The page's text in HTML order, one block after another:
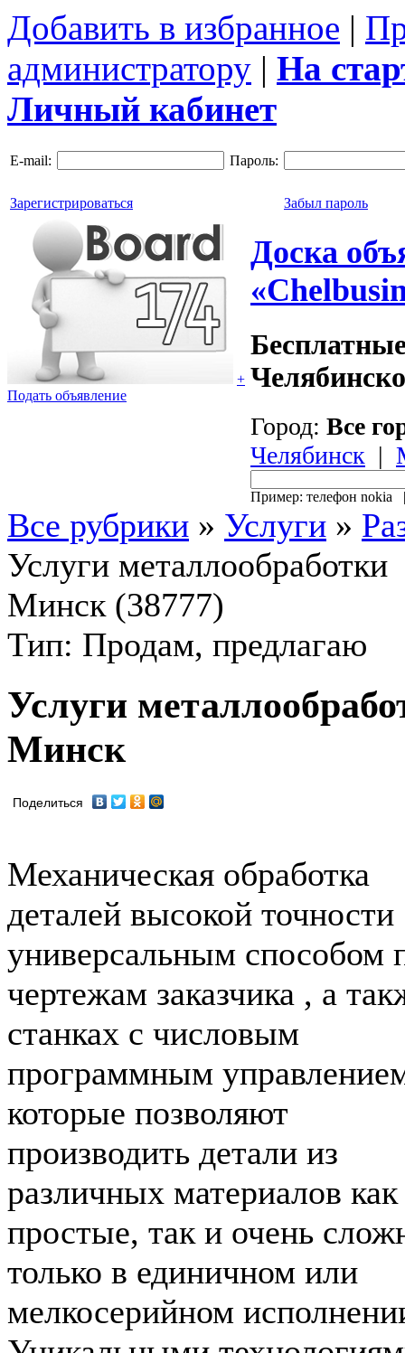
Добавить в избранное |
администратору | На
Личный кабинет
E-mail: Пароль:
Зарегистрироваться Забыл пароль
+
Подать объявление
Доска
Город: Все
Челябинск |
Пример: телефон
Все рубрики » Услуги »
Услуги металлообработки
Минск (38777)
Тип: Продам, предлагаю
Услуги
Минск
Поделиться
Механическая обработка
деталей высокой точности
универсальным способом
чертежам заказчика , а
станках с числовым
программным
которые позволяют
производить детали из
различных материалов как
простые, так и очень
только в единичном или
мелкосерийном